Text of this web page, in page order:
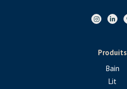
Produits
Bain
Lit